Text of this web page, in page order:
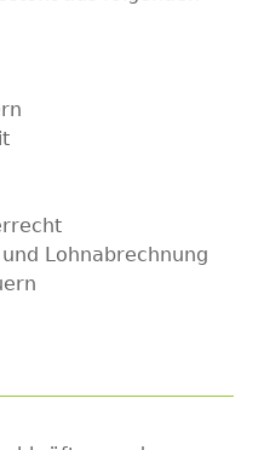
Lohnabrechnung